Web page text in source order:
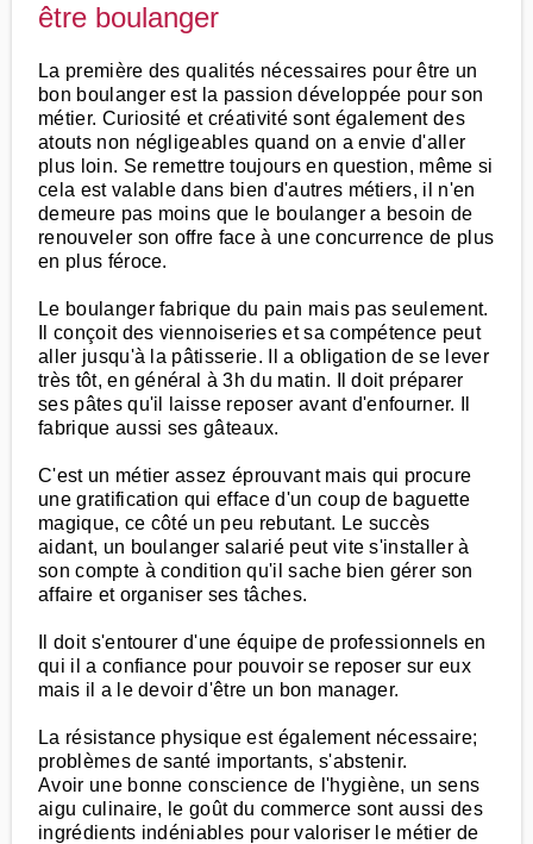
être boulanger
La première des qualités nécessaires pour être un
bon boulanger est la passion développée pour son
métier. Curiosité et créativité sont également des
atouts non négligeables quand on a envie d'aller
plus loin. Se remettre toujours en question, même si
cela est valable dans bien d'autres métiers, il n'en
demeure pas moins que le boulanger a besoin de
renouveler son offre face à une concurrence de plus
en plus féroce.
Le boulanger fabrique du pain mais pas seulement.
Il conçoit des viennoiseries et sa compétence peut
aller jusqu'à la pâtisserie. Il a obligation de se lever
très tôt, en général à 3h du matin. Il doit préparer
ses pâtes qu'il laisse reposer avant d'enfourner. Il
fabrique aussi ses gâteaux.
C'est un métier assez éprouvant mais qui procure
une gratification qui efface d'un coup de baguette
magique, ce côté un peu rebutant. Le succès
aidant, un boulanger salarié peut vite s'installer à
son compte à condition qu'il sache bien gérer son
affaire et organiser ses tâches.
Il doit s'entourer d'une équipe de professionnels en
qui il a confiance pour pouvoir se reposer sur eux
mais il a le devoir d'être un bon manager.
La résistance physique est également nécessaire;
problèmes de santé importants, s'abstenir.
Avoir une bonne conscience de l'hygiène, un sens
aigu culinaire, le goût du commerce sont aussi des
ingrédients indéniables pour valoriser le métier de